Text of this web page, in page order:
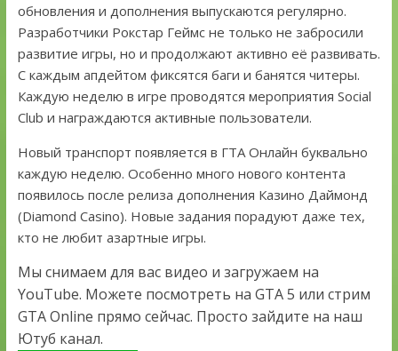
обновления и дополнения выпускаются регулярно.
Разработчики Рокстар Геймс не только не забросили
развитие игры, но и продолжают активно её развивать.
С каждым апдейтом фиксятся баги и банятся читеры.
Каждую неделю в игре проводятся мероприятия Social
Club и награждаются активные пользователи.
Новый транспорт появляется в ГТА Онлайн буквально
каждую неделю. Особенно много нового контента
появилось после релиза дополнения Казино Даймонд
(Diamond Casino). Новые задания порадуют даже тех,
кто не любит азартные игры.
Мы снимаем для вас видео и загружаем на
YouTube. Можете посмотреть на GTA 5 или стрим
GTA Online прямо сейчас. Просто зайдите на наш
Ютуб канал.